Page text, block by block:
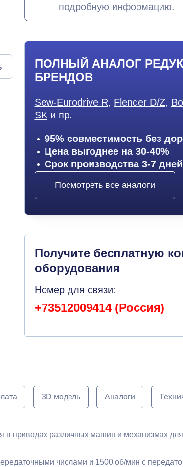
подробную информацию.
ПОЛНЫЙ АНАЛОГ
БРЕНДОВ
Sew-Eurodrive R, Flender D/Z,
SK и пр.
95% совместимость без
Цена выгоднее на 30-40%
Срок производства 3-7 дней
Посмотреть все аналоги
Получите бесплатную
оборудования
Номер для связи:
+73512009414 (Россия)
3D модель Аналоги
приводах различных машин и механизмах
числами и 1500 об/мин с